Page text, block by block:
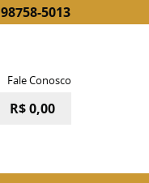
98758-5013
Fale Conosco
R$ 0,00